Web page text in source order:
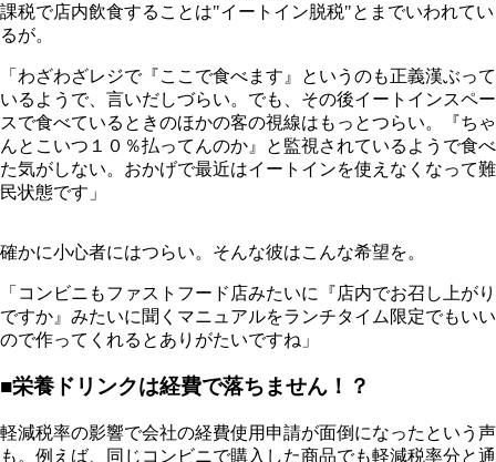
課税で店内飲食することは"イートイン脱税"とまでいわれてい
るが。
「わざわざレジで『ここで食べます』というのも正義漢ぶって
いるようで、言いだしづらい。でも、その後イートインスペー
スで食べているときのほかの客の視線はもっとつらい。『ちゃ
んとこいつ１０％払ってんのか』と監視されているようで食べ
た気がしない。おかげで最近はイートインを使えなくなって難
民状態です」
確かに小心者にはつらい。そんな彼はこんな希望を。
「コンビニもファストフード店みたいに『店内でお召し上がり
ですか』みたいに聞くマニュアルをランチタイム限定でもいい
ので作ってくれるとありがたいですね」
■栄養ドリンクは経費で落ちません！？
軽減税率の影響で会社の経費使用申請が面倒になったという声
も。例えば、同じコンビニで購入した商品でも軽減税率分と通